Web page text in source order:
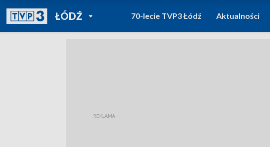
ŁÓDŹPOWRÓT DO
TVP REGIONY
70-lecie TVP3 Łódź Aktualności